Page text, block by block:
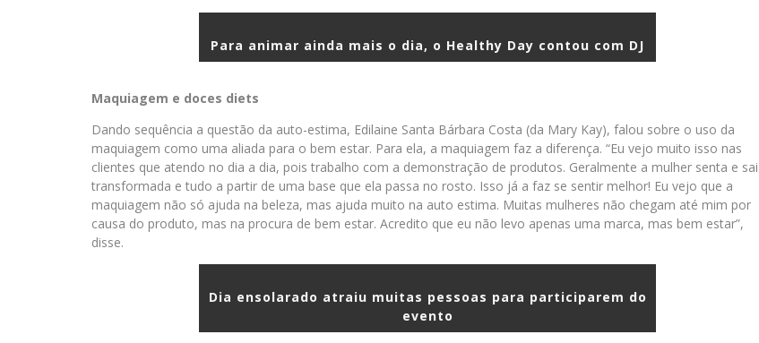
Para animar ainda mais o dia, o Healthy Day contou com DJ
Maquiagem e doces diets
Dando sequência a questão da auto-estima, Edilaine Santa Bárbara Costa (da Mary Kay), falou sobre o uso da
maquiagem como uma aliada para o bem estar. Para ela, a maquiagem faz a diferença. “Eu vejo muito isso nas
clientes que atendo no dia a dia, pois trabalho com a demonstração de produtos. Geralmente a mulher senta e sai
transformada e tudo a partir de uma base que ela passa no rosto. Isso já a faz se sentir melhor! Eu vejo que a
maquiagem não só ajuda na beleza, mas ajuda muito na auto estima. Muitas mulheres não chegam até mim por
causa do produto, mas na procura de bem estar. Acredito que eu não levo apenas uma marca, mas bem estar”,
disse.
Dia ensolarado atraiu muitas pessoas para participarem do
evento